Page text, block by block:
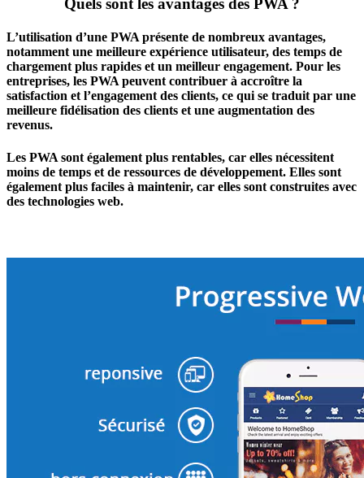
Quels sont les avantages des PWA ?
L’utilisation d’une PWA présente de nombreux avantages,
notamment une meilleure expérience utilisateur, des temps de
chargement plus rapides et un meilleur engagement. Pour les
entreprises, les PWA peuvent contribuer à accroître la
satisfaction et l’engagement des clients, ce qui se traduit par une
meilleure fidélisation des clients et une augmentation des
revenus.
Les PWA sont également plus rentables, car elles nécessitent
moins de temps et de ressources de développement. Elles sont
également plus faciles à maintenir, car elles sont construites avec
des technologies web.